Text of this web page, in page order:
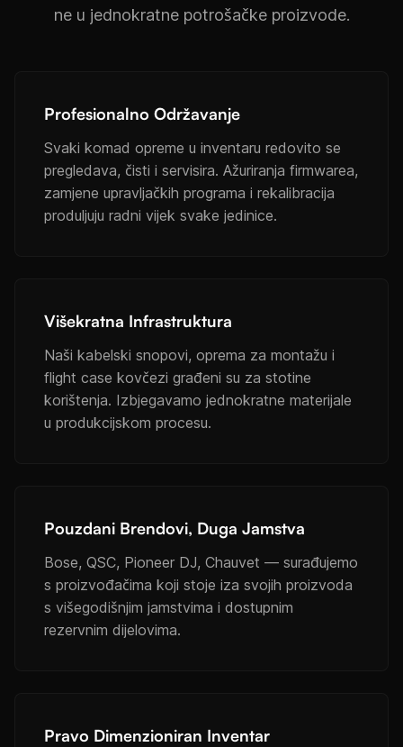
ne u jednokratne potrošačke proizvode.
Profesionalno Održavanje
Svaki komad opreme u inventaru redovito se
pregledava, čisti i servisira. Ažuriranja firmwarea,
zamjene upravljačkih programa i rekalibracija
produljuju radni vijek svake jedinice.
Višekratna Infrastruktura
Naši kabelski snopovi, oprema za montažu i
flight case kovčezi građeni su za stotine
korištenja. Izbjegavamo jednokratne materijale
u produkcijskom procesu.
Pouzdani Brendovi, Duga Jamstva
Bose, QSC, Pioneer DJ, Chauvet — surađujemo
s proizvođačima koji stoje iza svojih proizvoda
s višegodišnjim jamstvima i dostupnim
rezervnim dijelovima.
Pravo Dimenzioniran Inventar